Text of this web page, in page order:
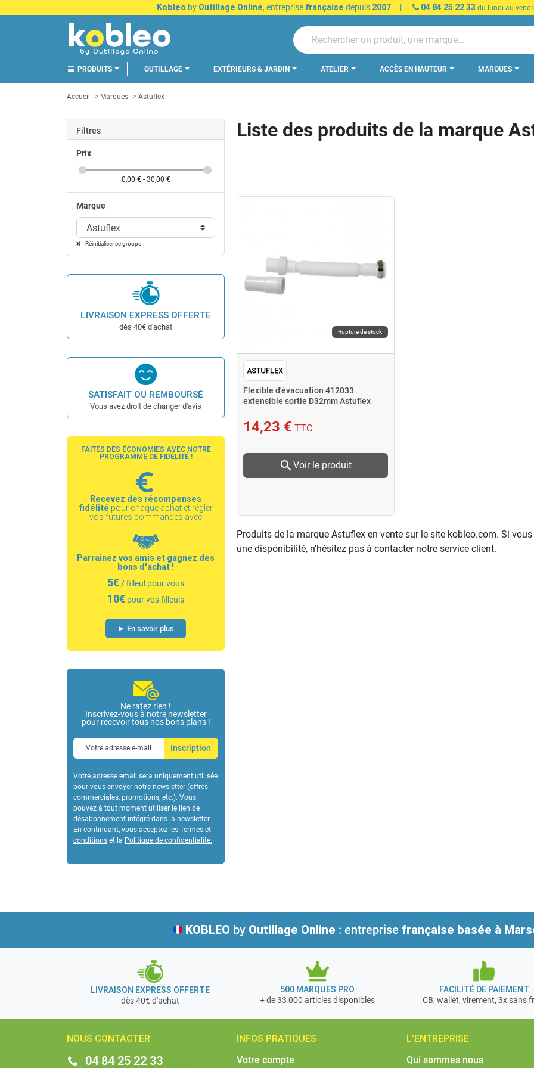
Kobleo by Outillage Online, entreprise française depuis 2007 | 04 84 25 22 33 du lundi au
PRODUITS OUTILLAGE EXTÉRIEURS & JARDIN ATELIER ACCÈS EN HAUTEUR MARQUES
Accueil Marques Astuflex
Filtres
Prix
0,00 € - 30,00 €
Marque
Astuflex
Réinitialiser ce groupe
LIVRAISON EXPRESS OFFERTE
dès 40€ d'achat
SATISFAIT OU REMBOURSÉ
Vous avez droit de changer d'avis
FAITES DES ÉCONOMIES AVEC NOTRE
PROGRAMME DE FIDÉLITÉ !
Recevez des récompenses
fidélité pour chaque achat et régler
vos futures commandes avec
Parrainez vos amis et gagnez des
bons d'achat !
5€ / filleul pour vous
10€ pour vos filleuls
► En savoir plus
Ne ratez rien !
Inscrivez-vous à notre newsletter
pour recevoir tous nos bons plans !
Inscription
Votre adresse email sera uniquement utilisée
pour vous envoyer notre newsletter (offres
commerciales, promotions, etc.). Vous
pouvez à tout moment utiliser le lien de
désabonnement intégré dans la newsletter.
En continuant, vous acceptez les Termes et
conditions et la Politique de confidentialité.
Liste des produits de la marque
Rupture de stock
Flexible d'évacuation 412033
extensible sortie D32mm Astuflex
14,23 € TTC
searchVoir le produit
Produits de la marque Astuflex en vente sur le site kobleo.com. Si
une disponibilité, n'hésitez pas à contacter notre service client.
KOBLEO by Outillage Online : entreprise française basée à
LIVRAISON EXPRESS OFFERTE
dès 40€ d'achat
500 MARQUES PRO
+ de 33 000 articles disponibles
FACILITÉ DE PAIEMENT
CB, wallet, virement, 3x sans
NOUS CONTACTER
04 84 25 22 33
INFOS PRATIQUES
Votre compte
L'ENTREPRISE
Qui sommes nous